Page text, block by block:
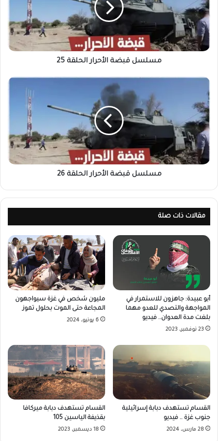
مسلسل قبضة الأحرار الحلقة 25
مسلسل قبضة الأحرار الحلقة 26
مقالات ذات صلة
أبو عبيدة: جاهزون للاستمرار في
المواجهة والتصدي للعدو مهما
بلغت مدة العدوان.. فيديو
23 نوفمبر، 2023
مليون شخص في غزة سيواجهون
المجاعة حتى الموت بحلول تموز
6 يونيو، 2024
القسام تستهدف دبابة إسرائيلية
جنوب غزة .. فيديو
28 مارس، 2024
القسام تستهدف دبابة ميركافا
بقذيفة الياسين 105
18 ديسمبر، 2023